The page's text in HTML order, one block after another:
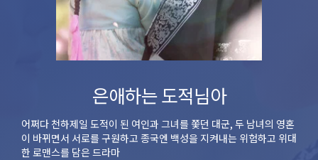
은애하는 도적님아
어쩌다 천하제일 도적이 된 여인과 그녀를 쫓던 대군, 두 남녀의 영혼
이 바뀌면서 서로를 구원하고 종국엔 백성을 지켜내는 위험하고 위대
한 로맨스를 담은 드라마